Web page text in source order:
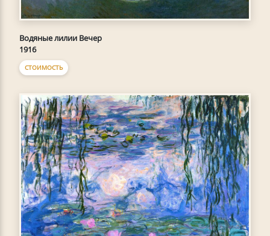
Водяные лилии Вечер
1916
СТОИМОСТЬ